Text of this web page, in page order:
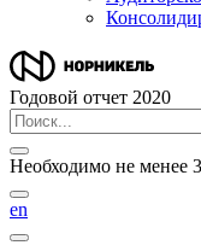
Годовой отчет 2020
Необходимо не менее
en